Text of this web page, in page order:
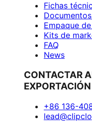
Fichas
Empaque
Kits de
FAQ
News
CONTACTAR
EXPORTACIÓN
+86 136-